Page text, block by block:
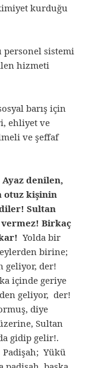
kurduğu
personel sistemi
hizmeti
barış için
ehliyet ve
ve şeffaf
denilen,
otuz kişinin
Sultan
vermez! Birkaç
Yolda bir
birine;
geliyor, der!
içinde geriye
geliyor, der!
diye
Sultan
gidip gelir!.
Padişah; Yükü